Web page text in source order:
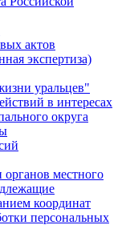
актов
экспертиза)
уральцев"
в интересах
округа
местного
координат
персональных